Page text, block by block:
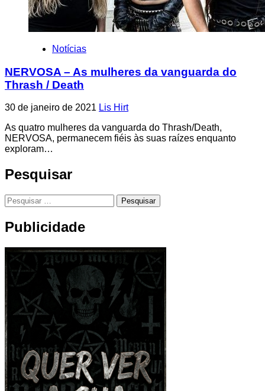
Notícias
NERVOSA – As mulheres da vanguarda do
Thrash / Death
30 de janeiro de 2021 Lis Hirt
As quatro mulheres da vanguarda do Thrash/Death,
NERVOSA, permanecem fiéis às suas raízes enquanto
exploram…
Pesquisar
Pesquisar
por:
Publicidade